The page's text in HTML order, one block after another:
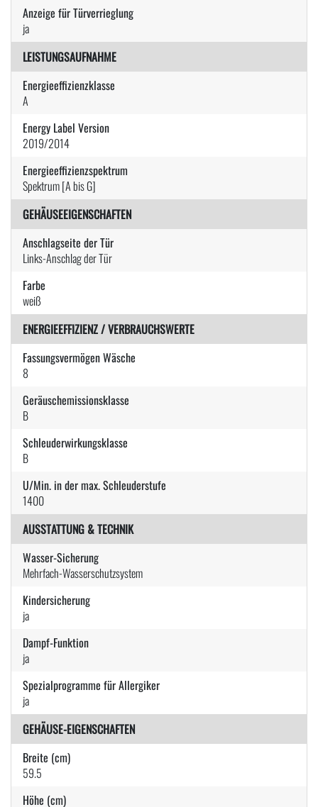
Anzeige für Türverrieglung
ja
LEISTUNGSAUFNAHME
Energieeffizienzklasse
A
Energy Label Version
2019/2014
Energieeffizienzspektrum
Spektrum [A bis G]
GEHÄUSEEIGENSCHAFTEN
Anschlagseite der Tür
Links-Anschlag der Tür
Farbe
weiß
ENERGIEEFFIZIENZ / VERBRAUCHSWERTE
Fassungsvermögen Wäsche
8
Geräuschemissionsklasse
B
Schleuderwirkungsklasse
B
U/Min. in der max. Schleuderstufe
1400
AUSSTATTUNG & TECHNIK
Wasser-Sicherung
Mehrfach-Wasserschutzsystem
Kindersicherung
ja
Dampf-Funktion
ja
Spezialprogramme für Allergiker
ja
GEHÄUSE-EIGENSCHAFTEN
Breite (cm)
59.5
Höhe (cm)